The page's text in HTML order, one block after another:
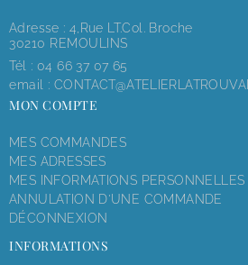
Adresse : 4,rue LT.Col. Broche
30210 REMOULINS
Tél : 04 66 37 07 65
email :
MON COMPTE
MES COMMANDES
MES ADRESSES
MES INFORMATIONS PERSONNELLES
ANNULATION D'UNE COMMANDE
DÉCONNEXION
INFORMATIONS